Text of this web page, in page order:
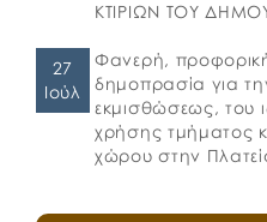
ΚΤΙΡΙΩΝ ΤΟΥ
27
Ιούλ
Φανερή, προφορική
δημοπρασία για
εκμισθώσεως, του
χρήσης τμήματος
χώρου στην